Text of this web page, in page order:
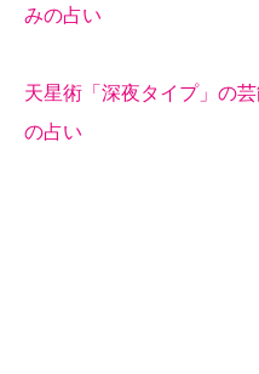
みの占い
天星術「深夜タイプ」の
の占い